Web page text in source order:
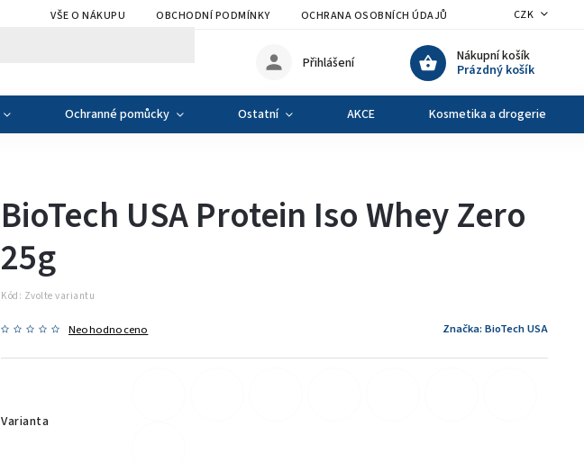
VŠE O NÁKUPU OBCHODNÍ PODMÍNKY OCHRANA OSOBNÍCH ÚDAJŮ VÝMĚNA A VRÁCENÍ
CZK
Nákupní košík
Prázdný košík
Přihlášení
Ochranné pomůcky Ostatní AKCE Kosmetika a drogerie
BioTech USA Protein Iso Whey Zero
25g
Kód: Zvolte variantu
Neohodnoceno Značka: BioTech USA
Varianta